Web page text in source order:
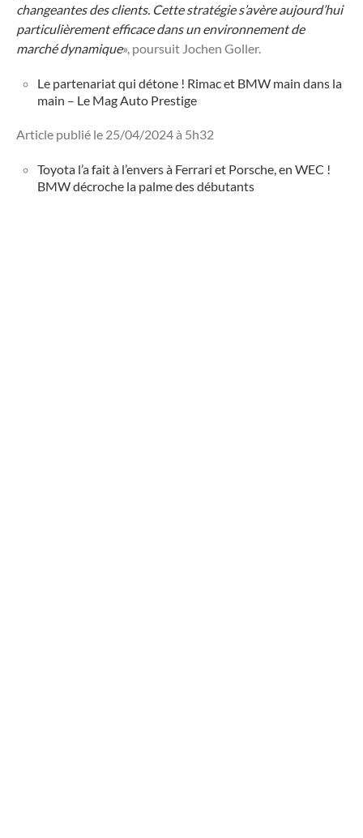
changeantes des clients. Cette stratégie s’avère aujourd’hui
particulièrement efficace dans un environnement de
marché dynamique», poursuit Jochen Goller.
Le partenariat qui détone ! Rimac et BMW main dans la
main – Le Mag Auto Prestige
Article publié le 25/04/2024 à 5h32
Toyota l’a fait à l’envers à Ferrari et Porsche, en WEC !
BMW décroche la palme des débutants